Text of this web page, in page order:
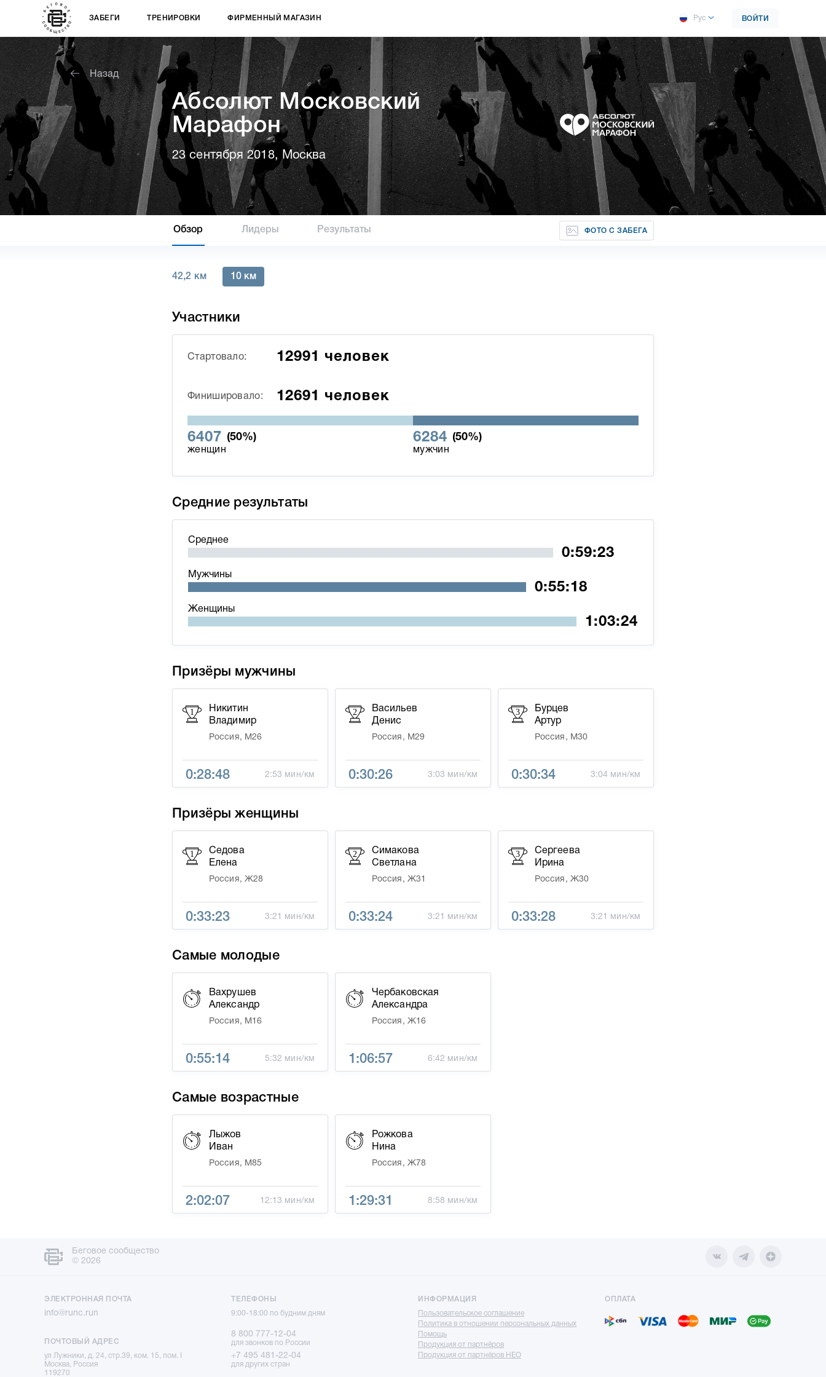
ЗАБЕГИ ТРЕНИРОВКИ ФИРМЕННЫЙ МАГАЗИН Рус ВОЙТИ
Назад
Абсолют Московский
Марафон
23 сентября 2018, Москва
Обзор Лидеры Результаты ФОТО С ЗАБЕГА
42,2 км 10 км
Участники
Стартовало: 12991 человек
Финишировало: 12691 человек
6407 (50%)
женщин
6284 (50%)
мужчин
Средние результаты
Среднее
Мужчины
Женщины
Призёры мужчины
1
Никитин
Владимир
Россия, М26
0:28:48 2:53 мин/км
2
Васильев
Денис
Россия, М29
0:30:26 3:03 мин/км
3
Бурцев
Артур
Россия, М30
0:30:34 3:04 мин/км
Призёры женщины
1
Седова
Елена
Россия, Ж28
0:33:23 3:21 мин/км
2
Симакова
Светлана
Россия, Ж31
0:33:24 3:21 мин/км
3
Сергеева
Ирина
Россия, Ж30
0:33:28 3:21 мин/км
Самые молодые
Вахрушев
Александр
Россия, М16
0:55:14 5:32 мин/км
Чербаковская
Александра
Россия, Ж16
1:06:57 6:42 мин/км
Самые возрастные
Лыжов
Иван
Россия, М85
2:02:07 12:13 мин/км
Рожкова
Нина
Россия, Ж78
1:29:31 8:58 мин/км
Беговое сообщество
© 2026
ЭЛЕКТРОННАЯ ПОЧТА
info@runc.run
ПОЧТОВЫЙ АДРЕС
ул Лужники, д. 24, стр.39, ком. 15, пом. I
Москва, Россия
119270
ТЕЛЕФОНЫ
9:00-18:00 по будним дням
8 800 777-12-04
для звонков по России
+7 495 481-22-04
для других стран
ИНФОРМАЦИЯ
Пользовательское соглашение
Политика в отношении персональных данных
Помощь
Продукция от партнёров
Продукция от партнёров НЕО
ОПЛАТА